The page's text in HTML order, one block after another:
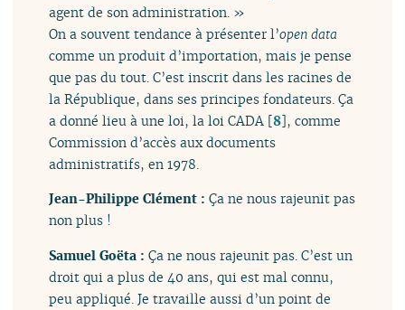
agent de son administration. »
On a souvent tendance à présenter l’open data
comme un produit d’importation, mais je pense
que pas du tout. C’est inscrit dans les racines de
la République, dans ses principes fondateurs. Ça
a donné lieu à une loi, la loi CADA [8], comme
Commission d’accès aux documents
administratifs, en 1978.
Jean-Philippe Clément :Ça ne nous rajeunit pas
non plus !
Samuel Goëta :Ça ne nous rajeunit pas. C’est un
droit qui a plus de 40 ans, qui est mal connu,
peu appliqué. Je travaille aussi d’un point de